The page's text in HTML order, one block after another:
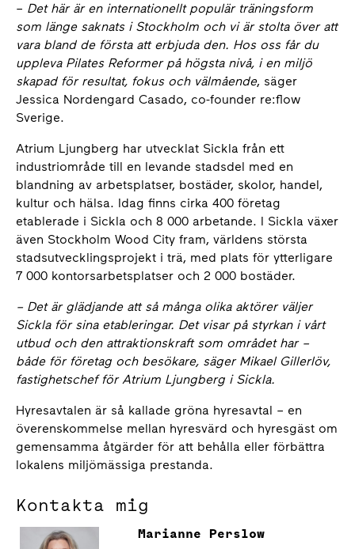
– Det här är en internationellt populär träningsform
som länge saknats i Stockholm och vi är stolta över att
vara bland de första att erbjuda den. Hos oss får du
uppleva Pilates Reformer på högsta nivå, i en miljö
skapad för resultat, fokus och välmående, säger
Jessica Nordengard Casado, co-founder re:flow
Sverige.
Atrium Ljungberg har utvecklat Sickla från ett
industriområde till en levande stadsdel med en
blandning av arbetsplatser, bostäder, skolor, handel,
kultur och hälsa. Idag finns cirka 400 företag
etablerade i Sickla och 8 000 arbetande. I Sickla växer
även Stockholm Wood City fram, världens största
stadsutvecklingsprojekt i trä, med plats för ytterligare
7 000 kontorsarbetsplatser och 2 000 bostäder.
– Det är glädjande att så många olika aktörer väljer
Sickla för sina etableringar. Det visar på styrkan i vårt
utbud och den attraktionskraft som området har –
både för företag och besökare, säger Mikael Gillerlöv,
fastighetschef för Atrium Ljungberg i Sickla.
Hyresavtalen är så kallade gröna hyresavtal – en
överenskommelse mellan hyresvärd och hyresgäst om
gemensamma åtgärder för att behålla eller förbättra
lokalens miljömässiga prestanda.
Kontakta mig
Marianne Perslow